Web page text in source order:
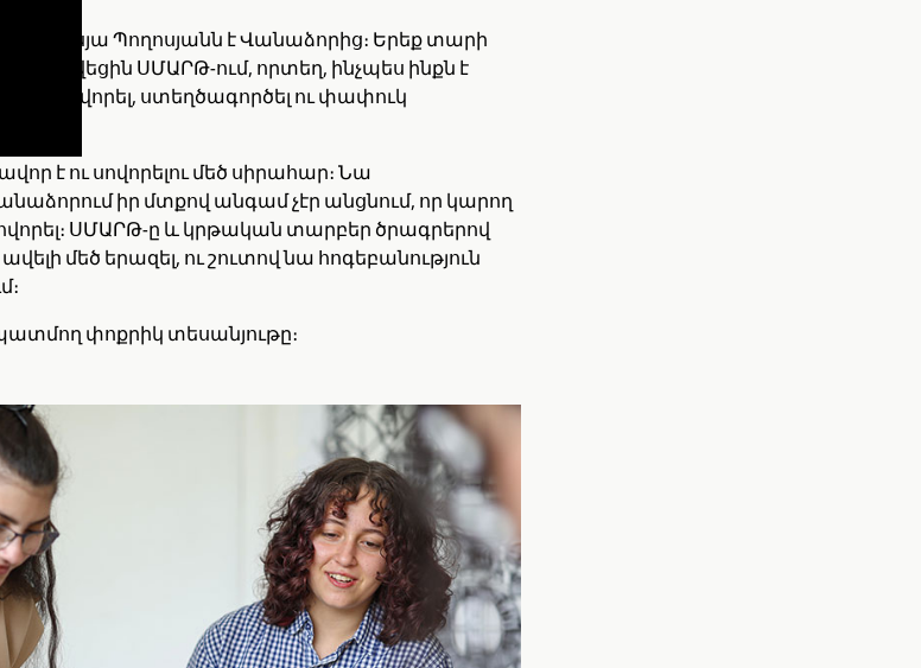
Ասյա Պողոսյանն է Վանաձորից։ Երեք տարի
հայտնվեցին ՍՄԱՐԹ-ում, որտեղ, ինչպես ինքն է
սովորել, ստեղծագործել ու փափուկ
է ու սովորելու մեծ սիրահար։ Նա
իր մտքով անգամ չէր անցնում, որ կարող
ՍՄԱՐԹ-ը և կրթական տարբեր ծրագրերով
մեծ երազել, ու շուտով նա հոգեբանություն
փոքրիկ տեսանյութը։